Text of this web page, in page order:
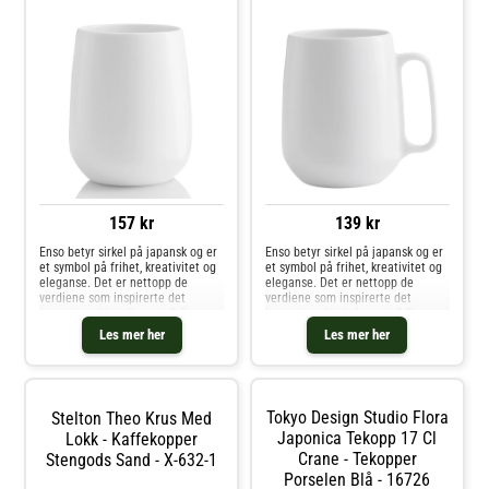
157 kr
Les mer her
Enso betyr sirkel på japansk og er
et symbol på frihet, kreativitet og
eleganse. Det er nettopp de
verdiene som inspirerte det
Møller til å designe Enso i
samarbeid med Aida. Tanken er at
de enkelte delene kan kombineres
egen måte. Dekk bordet med
dette serviset når du virkelig skal
imponere gjestene. Enso er laget
av porselen. Tåler stekeovn,
139 kr
Les mer her
Enso betyr sirkel på japansk og er
et symbol på frihet, kreativitet og
eleganse. Det er nettopp de
verdiene som inspirerte det
Møller til å designe Enso i
samarbeid med Aida. Tanken er at
de enkelte delene kan kombineres
egen måte. Dekk bordet med
dette serviset når du virkelig skal
imponere gjestene. Enso er laget
av porselen. Tåler stekeovn,
mikrobølgeovn og fryser. Kjøp
Stelton Theo Krus Med
Lokk - Kaffekopper
Stengods Sand - X-632-1
Tokyo Design Studio Flora
Japonica Tekopp 17 Cl
Crane - Tekopper
Porselen Blå - 16726